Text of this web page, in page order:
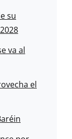
su
va al
el